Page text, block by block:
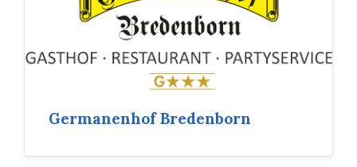
Germanenhof Bredenborn